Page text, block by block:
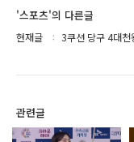
'스포츠'의 다른글
현재글 3쿠션 당구 4대천
관련글